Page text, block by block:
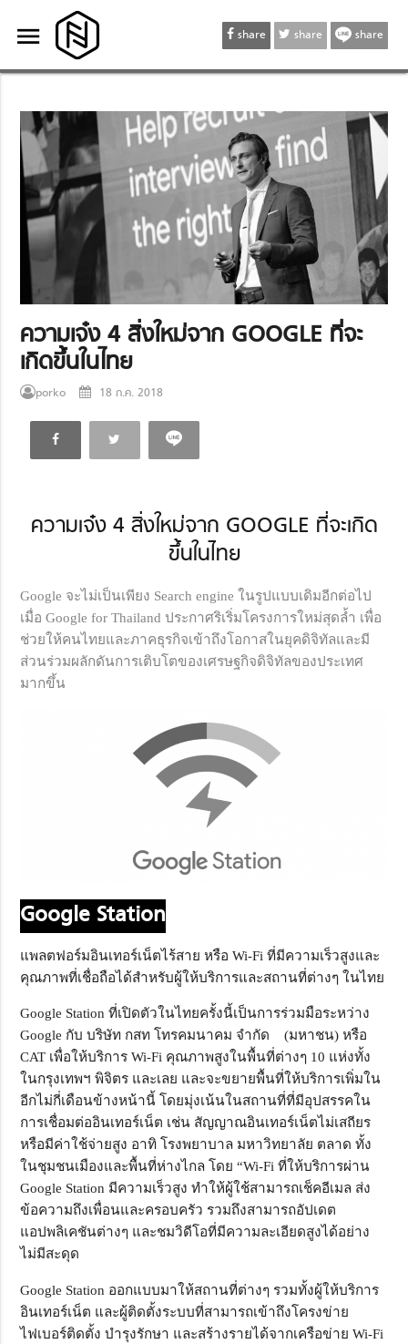
menu
menu share share share
ความเจ๋ง 4 สิ่งใหม่จาก GOOGLE ที่จะ
เกิดขึ้นในไทย
porko 18 ก.ค. 2018
ความเจ๋ง 4 สิ่งใหม่จาก GOOGLE ที่จะเกิด
ขึ้นในไทย
Google จะไม่เป็นเพียง Search engine ในรูปแบบเดิมอีกต่อไป
เมื่อ Google for Thailand ประกาศริเริ่มโครงการใหม่สุดล้ำ เพื่อ
ช่วยให้คนไทยและภาคธุรกิจเข้าถึงโอกาสในยุคดิจิทัลและมี
ส่วนร่วมผลักดันการเติบโตของเศรษฐกิจดิจิทัลของประเทศ
มากขึ้น
Google Station
แพลตฟอร์มอินเทอร์เน็ตไร้สาย หรือ Wi-Fi ที่มีความเร็วสูงและ
คุณภาพที่เชื่อถือได้สำหรับผู้ให้บริการและสถานที่ต่างๆ ในไทย
Google Station ที่เปิดตัวในไทยครั้งนี้เป็นการร่วมมือระหว่าง
Google กับ บริษัท กสท โทรคมนาคม จำกัด (มหาชน) หรือ
CAT เพื่อให้บริการ Wi-Fi คุณภาพสูงในพื้นที่ต่างๆ 10 แห่งทั้ง
ในกรุงเทพฯ พิจิตร และเลย และจะขยายพื้นที่ให้บริการเพิ่มใน
อีกไม่กี่เดือนข้างหน้านี้ โดยมุ่งเน้นในสถานที่ที่มีอุปสรรคใน
การเชื่อมต่ออินเทอร์เน็ต เช่น สัญญาณอินเทอร์เน็ตไม่เสถียร
หรือมีค่าใช้จ่ายสูง อาทิ โรงพยาบาล มหาวิทยาลัย ตลาด ทั้ง
ในชุมชนเมืองและพื้นที่ห่างไกล โดย “Wi-Fi ที่ให้บริการผ่าน
Google Station มีความเร็วสูง ทำให้ผู้ใช้สามารถเช็คอีเมล ส่ง
ข้อความถึงเพื่อนและครอบครัว รวมถึงสามารถอัปเดต
แอปพลิเคชันต่างๆ และชมวิดีโอที่มีความละเอียดสูงได้อย่าง
ไม่มีสะดุด
Google Station ออกแบบมาให้สถานที่ต่างๆ รวมทั้งผู้ให้บริการ
อินเทอร์เน็ต และผู้ติดตั้งระบบที่สามารถเข้าถึงโครงข่าย
ไฟเบอร์ติดตั้ง บำรุงรักษา และสร้างรายได้จากเครือข่าย Wi-Fi